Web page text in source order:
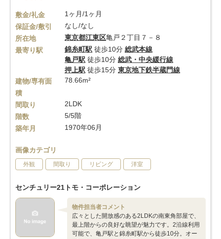
敷金/礼金
1ヶ月/1ヶ月
保証金/敷引
なし/なし
所在地
東京都江東区亀戸２丁目７－８
最寄り駅
錦糸町駅 徒歩10分 総武本線
亀戸駅 徒歩10分 総武・中央緩行線
押上駅 徒歩15分 東京地下鉄半蔵門線
建物/専有面
積
78.66m²
間取り
2LDK
階数
5/5階
築年月
1970年06月
画像カテゴリ
外観 間取り リビング 洋室
センチュリー21トモ・コーポレーション
物件担当者コメント
広々とした開放感のある2LDKの南東角部屋で、
最上階からの良好な眺望が魅力です。2沿線利用
可能で、亀戸駅と錦糸町駅から徒歩10分。オー